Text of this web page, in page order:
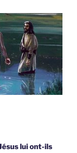
lui ont-ils